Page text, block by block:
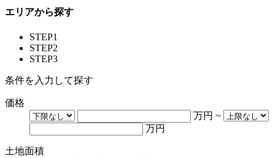
エリアから探す
STEP1
STEP2
STEP3
条件を入力して探す
価格
万円 ~
万円
土地面積